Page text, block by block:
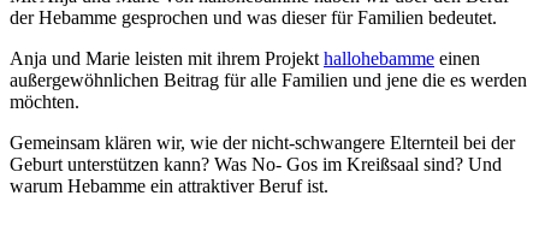
der Hebamme gesprochen und was dieser für Familien bedeutet.
Anja und Marie leisten mit ihrem Projekt hallohebamme einen
außergewöhnlichen Beitrag für alle Familien und jene die es werden
möchten.
Gemeinsam klären wir, wie der nicht-schwangere Elternteil bei der
Geburt unterstützen kann? Was No- Gos im Kreißsaal sind? Und
warum Hebamme ein attraktiver Beruf ist.